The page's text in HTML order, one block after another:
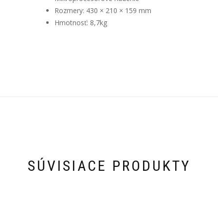
Rozmery: 430 × 210 × 159 mm
Hmotnosť: 8,7kg
SÚVISIACE PRODUKTY